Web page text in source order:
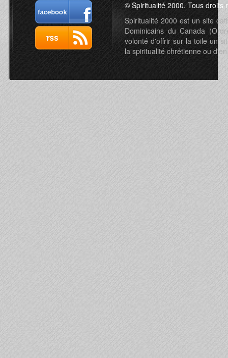
© Spiritualité 2000. Tous droits
Spiritualité 2000 est un site
Dominicains du Canada
volonté d'offrir sur la toile un
la spiritualité chrétienne ou